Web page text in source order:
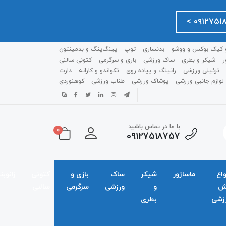
کیک بوکس و ووشو بدنسازی توپ
پینگ‌پنگ و بدمينتون
شیکر و بطری ساک ورزشی بازی و سرگرمی
کتونی سالنی
تزئینی ورزشی
رانینگ و پیاده روی تکواندو و کاراته
دارت
لوازم جانبی ورزشی
پوشاک ورزشی طناب ورزشی کوهنوردی
با ما در تماس باشید
09127518757
0
ماساژور
شیکر
و
بطری
ساک
ورزشی
بازی و
سرگرمی